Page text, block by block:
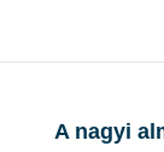
A nagyi